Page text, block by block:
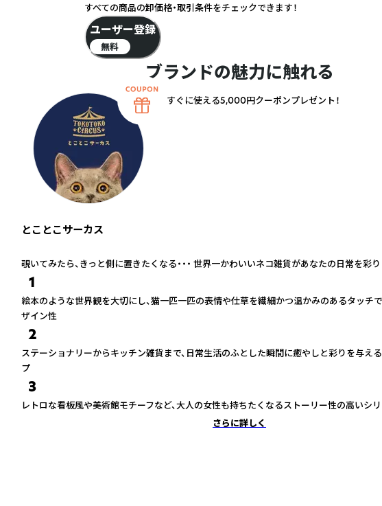
ブランドの魅力に触れる
とことこサーカス
覗いてみたら、きっと側に置きたくなる・・・ 世界一かわいいネコ雑貨があなたの日常を彩り
1
絵本のような世界観を大切にし、猫一匹一匹の表情や仕草を繊細かつ温かみのあるタッチ
ザイン性
2
ステーショナリーからキッチン雑貨まで、日常生活のふとした瞬間に癒やしと彩りを与え
プ
3
レトロな看板風や美術館モチーフなど、大人の女性も持ちたくなるストーリー性の高いシ
さらに詳しく
すべての商品の卸価格・取引条件をチェックできます！
ユーザー登録
無料
すぐに使える5,000円クーポンプレゼント！